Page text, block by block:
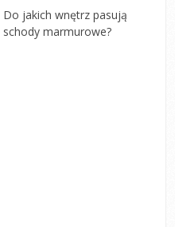
Do jakich wnętrz pasują
schody marmurowe?